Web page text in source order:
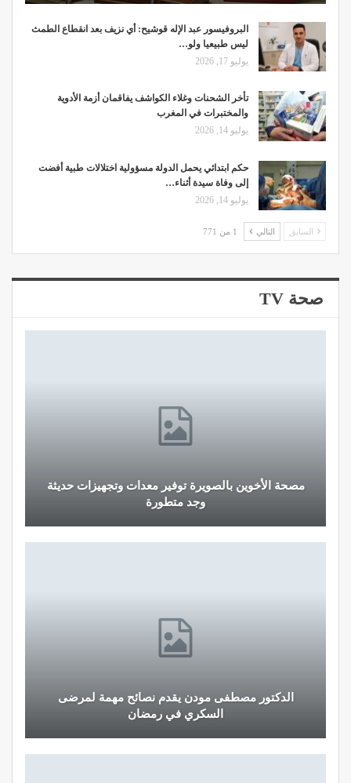
البروفيسور عبد الإله قوشيح: أي نزيف بعد انقطاع الطمث
ليس طبيعيا ولو…
يوليو 17, 2026
تأخر الشحنات وغلاء الكواشف يفاقمان أزمة الأدوية
والمختبرات في المغرب
يوليو 14, 2026
حكم ابتدائي يحمل الدولة مسؤولية اختلالات طبية أفضت
إلى وفاة سيدة أثناء…
يوليو 14, 2026
السابق التالي 1 من 771
صحة TV
مصحة الأخوين بالصويرة توفير معدات وتجهيزات حديثة
وجد متطورة
الدكتور مصطفى مودن يقدم نصائح مهمة لمرضى
السكري في رمضان